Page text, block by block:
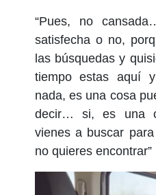
“Pues, no
satisfecha o no,
las búsquedas y
tiempo estas aquí
nada, es una cosa
decir… si, es una
vienes a buscar
no quieres encontrar”